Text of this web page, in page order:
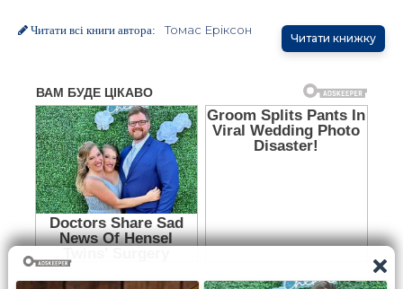
Читати всі книги автора: Томас Еріксон
Читати книжку